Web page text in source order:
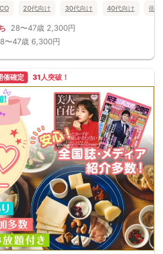
20代向け 30代向け 40代向け 街
28〜47歳 2,300円
〜47歳 6,300円
催確定 31人突破！